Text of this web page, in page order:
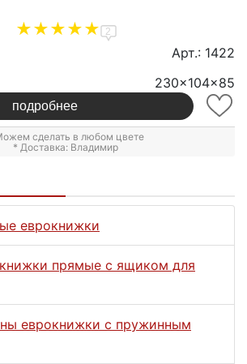
2
Арт.: 1422
230x104x85
подробнее
сделать в любом цвете
* Доставка: Владимир
еврокнижки
прямые с ящиком для
еврокнижки с пружинным